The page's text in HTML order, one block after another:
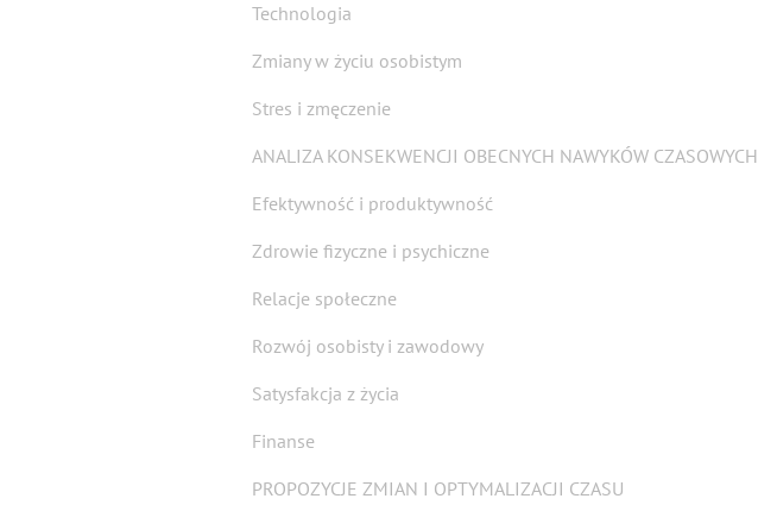
Technologia
Zmiany w życiu osobistym
Stres i zmęczenie
ANALIZA KONSEKWENCJI OBECNYCH NAWYKÓW CZASOWYCH
Efektywność i produktywność
Zdrowie fizyczne i psychiczne
Relacje społeczne
Rozwój osobisty i zawodowy
Satysfakcja z życia
Finanse
PROPOZYCJE ZMIAN I OPTYMALIZACJI CZASU